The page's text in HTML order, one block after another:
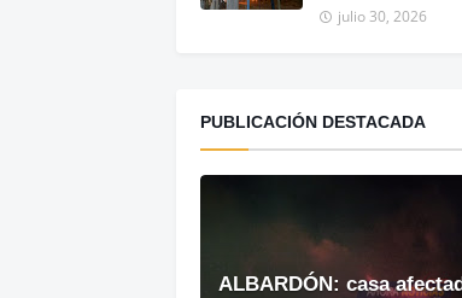
julio 30, 2026
PUBLICACIÓN DESTACADA
ALBARDÓN: casa